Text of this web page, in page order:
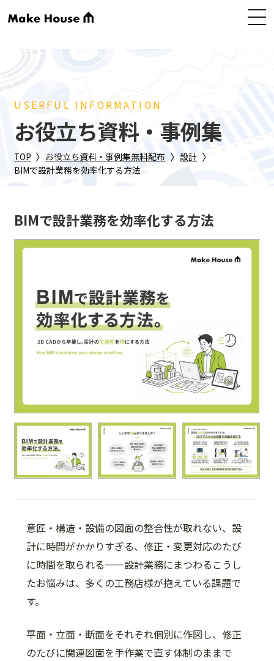
USERFUL INFORMATION
お役立ち資料・事例集
TOP 〉 お役立ち資料・事例集無料配布 〉設計 〉
BIMで設計業務を効率化する方法
BIMで設計業務を効率化する方法
意匠・構造・設備の図面の整合性が取れない、設
計に時間がかかりすぎる、修正・変更対応のたび
に時間を取られる——設計業務にまつわるこうし
たお悩みは、多くの工務店様が抱えている課題で
す。
平面・立面・断面をそれぞれ個別に作図し、修正
のたびに関連図面を手作業で直す体制のままで